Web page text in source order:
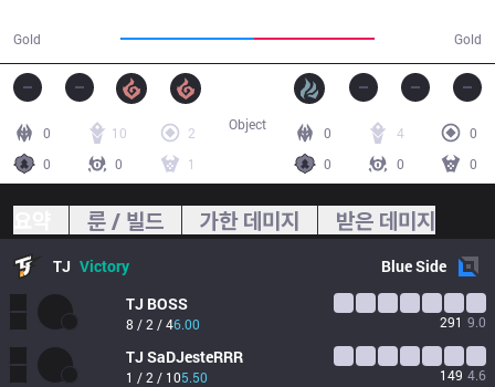
Gold Gold
0 10
2
0
0 1
0 4
0
0
0 0
Object
룬 / 빌드 가한 데미지 받은 데미지
TJ Victory BlueSide
TJ BOSS
8 / 2 / 46.00 291 9.0
TJ SaDJesteRRR
1 / 2 / 105.50 149 4.6